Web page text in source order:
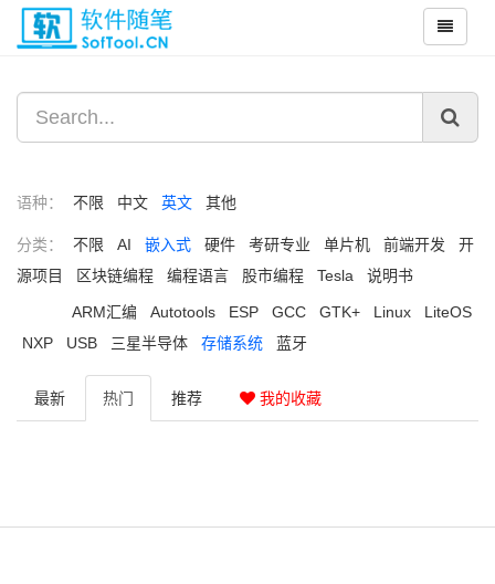
语种： 不限 中文 英文 其他
分类： 不限 AI 嵌入式 硬件 考研专业 单片机 前端开发
开
源项目
区块链编程 编程语言 股市编程 Tesla 说明书
ARM汇编 Autotools ESP GCC GTK+ Linux
LiteOS
NXP
USB 三星半导体 存储系统 蓝牙
最新 热门 推荐 我的收藏